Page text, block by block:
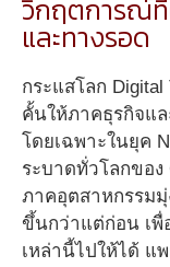
วิกฤตการณ์ที่
และทางรอด
กระแสโลก Digital
คั้นให้ภาคธุรกิจแ
โดยเฉพาะในยุค
ระบาดทั่วโลกของ
ภาคอุตสาหกรรมมุ่
ขึ้นกว่าแต่ก่อน เ
เหล่านี้ไปให้ได้ แ